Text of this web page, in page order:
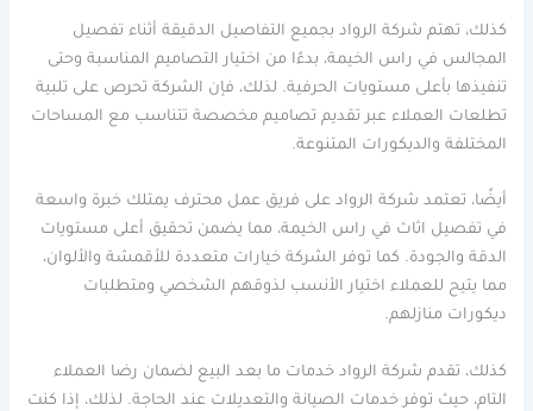
كذلك، تهتم شركة الرواد بجميع التفاصيل الدقيقة أثناء تفصيل
المجالس في راس الخيمة، بدءًا من اختيار التصاميم المناسبة وحتى
تنفيذها بأعلى مستويات الحرفية. لذلك، فإن الشركة تحرص على تلبية
تطلعات العملاء عبر تقديم تصاميم مخصصة تتناسب مع المساحات
المختلفة والديكورات المتنوعة.
أيضًا، تعتمد شركة الرواد على فريق عمل محترف يمتلك خبرة واسعة
في تفصيل اثاث في راس الخيمة، مما يضمن تحقيق أعلى مستويات
الدقة والجودة. كما توفر الشركة خيارات متعددة للأقمشة والألوان،
مما يتيح للعملاء اختيار الأنسب لذوقهم الشخصي ومتطلبات
ديكورات منازلهم.
كذلك، تقدم شركة الرواد خدمات ما بعد البيع لضمان رضا العملاء
التام، حيث توفر خدمات الصيانة والتعديلات عند الحاجة. لذلك، إذا كنت